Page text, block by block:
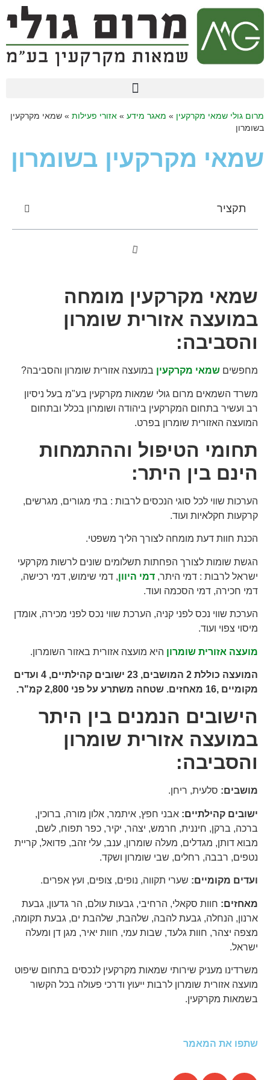
מרום גולי שמאי מקרקעין » מאגר מידע » אזורי פעילות » שמאי מקרקעין
בשומרון
שמאי מקרקעין בשומרון
תקציר
שמאי מקרקעין מומחה
במועצה אזורית שומרון
והסביבה:
מחפשים שמאי מקרקעין במועצה אזורית שומרון והסביבה?
משרד השמאים מרום גולי שמאות מקרקעין בע"מ בעל ניסיון
רב ועשיר בתחום המקרקעין ביהודה ושומרון בכלל ובתחום
המועצה האזורית שומרון בפרט.
תחומי הטיפול וההתמחות
הינם בין היתר:
הערכות שווי לכל סוגי הנכסים לרבות : בתי מגורים, מגרשים,
קרקעות חקלאיות ועוד.
הכנת חוות דעת מומחה לצורך הליך משפטי.
הגשת שומות לצורך הפחתות תשלומים שונים לרשות מקרקעי
ישראל לרבות : דמי היתר, דמי היוון, דמי שימוש, דמי רכישה,
דמי חכירה, דמי הסכמה ועוד.
הערכת שווי נכס לפני קניה, הערכת שווי נכס לפני מכירה, אומדן
מיסוי צפוי ועוד.
מועצה אזורית שומרון היא מועצה אזורית באזור השומרון.
המועצה כוללת 2 המושבים, 23 ישובים קהילתיים, 4 ועדים
מקומיים ,16 מאחזים. שטחה משתרע על פני 2,800 קמ"ר.
הישובים הנמנים בין היתר
במועצה אזורית שומרון
והסביבה:
מושבים: סלעית, ריחן.
ישובים קהילתיים: אבני חפץ, איתמר, אלון מורה, ברוכין,
ברכה, ברקן, חיננית, חרמש, יצהר, יקיר, כפר תפוח, לשם,
מבוא דותן, מגדלים, מעלה שומרון, ענב, עלי זהב, פדואל, קריית
נטפים, רבבה, רחלים, שבי שומרון ושקד.
ועדים מקומיים: שערי תקווה, נופים, צופים, ועץ אפרים.
מאחזים: חוות סקאלי, הרחיבי, גבעות עולם, הר גדעון, גבעת
ארנון, הנחלה, גבעת להבה, שלהבת, שלהבת ים, גבעת תקומה,
מצפה יצהר, חוות גלעד, שבות עמי, חוות יאיר, מגן דן ומעלה
ישראל.
משרדינו מעניק שירותי שמאות מקרקעין לנכסים בתחום שיפוט
מועצה אזורית שומרון לרבות ייעוץ ודרכי פעולה בכל הקשור
בשמאות מקרקעין.
שתפו את המאמר